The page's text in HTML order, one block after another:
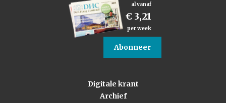
al vanaf
€ 3,21
per week
Abonneer
Digitale krant
Archief